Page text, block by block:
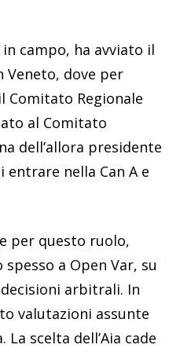
campo, ha avviato il
Veneto, dove per
Comitato Regionale
al Comitato
dell’allora presidente
nella Can A e
per questo ruolo,
a Open Var, su
arbitrali. In
valutazioni assunte
scelta dell’Aia cade